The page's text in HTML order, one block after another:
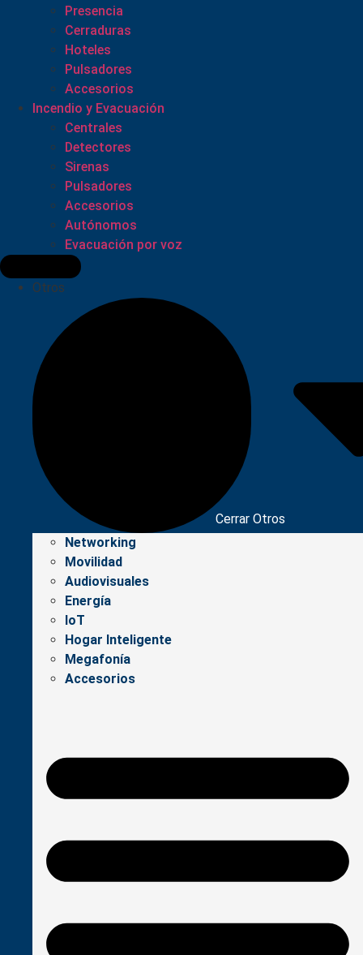
Presencia
Cerraduras
Hoteles
Pulsadores
Accesorios
Incendio y Evacuación
Centrales
Detectores
Sirenas
Pulsadores
Accesorios
Autónomos
Evacuación por voz
Otros
Cerrar Otros
Networking
Movilidad
Audiovisuales
Energía
IoT
Hogar Inteligente
Megafonía
Accesorios